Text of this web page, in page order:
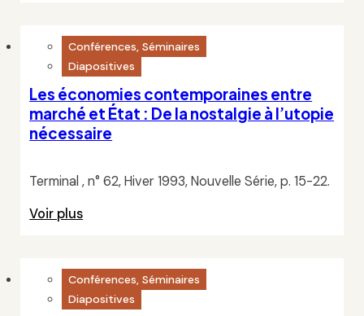
Conférences, Séminaires
Diapositives
Les économies contemporaines entre
marché et État : De la nostalgie à l’utopie
nécessaire
Terminal , n° 62, Hiver 1993, Nouvelle Série, p. 15-22.
Voir plus
Conférences, Séminaires
Diapositives